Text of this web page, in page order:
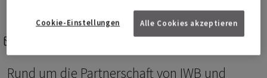
Rund um die Partnerschaft von IWB und
Alle Cookies akzeptieren
Cookie-Einstellungen